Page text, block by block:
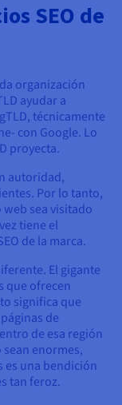
SEO de
organización
ayudar a
técnicamente
con Google. Lo
proyecta.
autoridad,
Por lo tanto,
sea visitado
tiene el
de la marca.
El gigante
que ofrecen
significa que
de
de esa región
enormes,
es una bendición
tan feroz.